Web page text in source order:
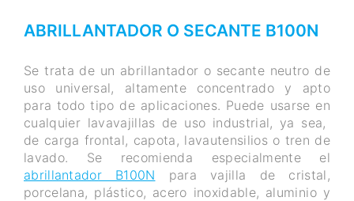
ABRILLANTADOR O SECANTE B100N
Se trata de un abrillantador o secante neutro de
uso universal, altamente concentrado y apto
para todo tipo de aplicaciones. Puede usarse en
cualquier lavavajillas de uso industrial, ya sea,
de carga frontal, capota, lavautensilios o tren de
lavado. Se recomienda especialmente el
abrillantador B100N para vajilla de cristal,
porcelana, plástico, acero inoxidable, aluminio y